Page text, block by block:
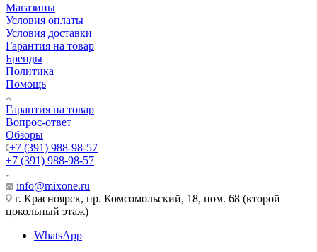
Магазины
Условия оплаты
Условия доставки
Гарантия на товар
Бренды
Политика
Помощь
Гарантия на товар
Вопрос-ответ
Обзоры
+7 (391) 988-98-57
+7 (391) 988-98-57
info@mixone.ru
г. Красноярск, пр. Комсомольский, 18, пом. 68 (второй
цокольный этаж)
WhatsApp